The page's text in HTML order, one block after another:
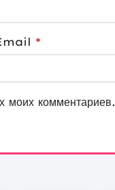
*
моих комментариев.